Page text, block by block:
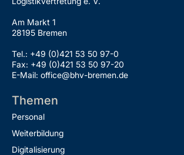
Am Markt 1
28195 Bremen
Tel.: +49 (0)421 53 50 97-0
Fax: +49 (0)421 53 50 97-20
E-Mail: office@bhv-bremen.de
Themen
Personal
Weiterbildung
Digitalisierung